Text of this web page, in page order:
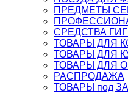
ПРЕДМЕТЫ
СРЕДСТВА
ТОВАРЫ ДЛЯ
ТОВАРЫ ДЛЯ
ТОВАРЫ ДЛЯ
РАСПРОДАЖА
ТОВАРЫ под